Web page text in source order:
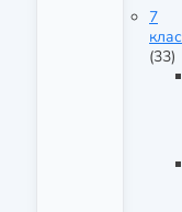
7
клас
(33)